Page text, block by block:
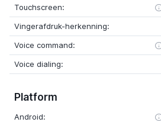
Touchscreen:
Vingerafdruk-herkenning:
Voice command:
Voice dialing:
Platform
Android: